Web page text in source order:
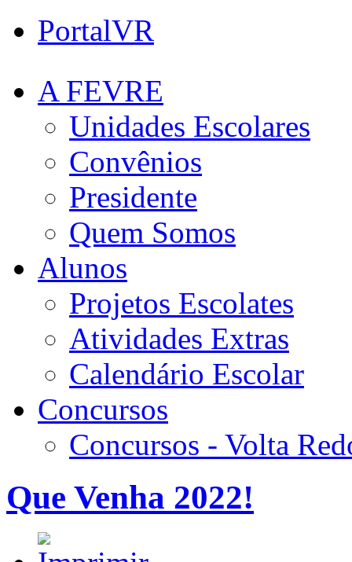
PortalVR
A FEVRE
Unidades Escolares
Convênios
Presidente
Quem Somos
Alunos
Projetos Escolates
Atividades Extras
Calendário Escolar
Concursos
Concursos - Volta
Que Venha 2022!